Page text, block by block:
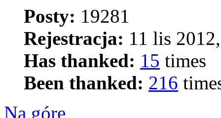
Posty: 19281
Rejestracja: 11 lis
Has thanked: 15 times
Been thanked: 216
Na górę